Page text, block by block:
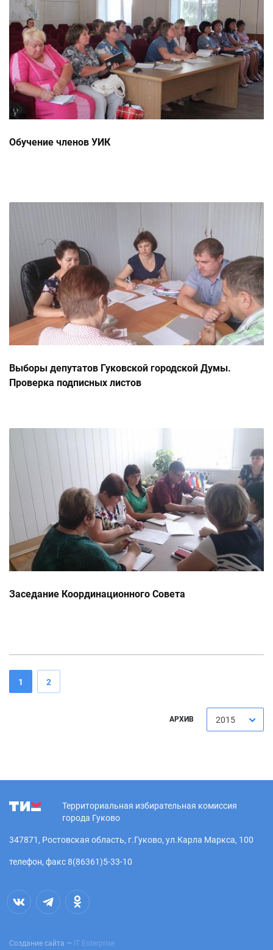
Обучение членов УИК
Выборы депутатов Гуковской городской Думы.
Проверка подписных листов
Заседание Координационного Совета
1 2
АРХИВ 2015
Территориальная избирательная комиссия
города Гуково
347871, Ростовская область, г.Гуково, ул.Карла Маркса, 100
телефон, факс 8(86361)5-33-10
Создание сайта — IT Enterprise